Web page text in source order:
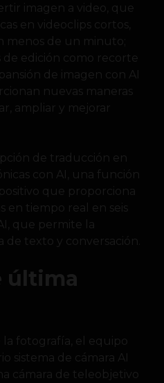
imagen a video, que
en videoclips cortos,
menos de un minuto;
de edición como recorte
de imagen con AI
nuevas maneras
ampliar y mejorar
de traducción en
con AI, una función
que proporciona
en tiempo real en seis
que permite la
texto y conversación.
última
la fotografía, el equipo
sistema de cámara AI
cámara de teleobjetivo